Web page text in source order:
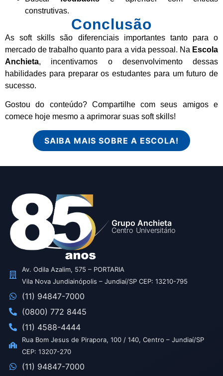
construtivas.
Conclusão
As soft skills são diferenciais importantes tanto para o
mercado de trabalho quanto para a vida pessoal. Na Escola
Anchieta, incentivamos o desenvolvimento dessas
habilidades para preparar os estudantes para um futuro de
sucesso.
Gostou do conteúdo? Compartilhe com seus amigos e
comece hoje mesmo a aprimorar suas soft skills!
SAIBA MAIS SOBRE A ESCOLA!
Grupo Anchieta
Centro Universitário
Av. Odila Azalim, 575 – PORTARIA
Vila Nova Jundiainópolis – Jundiaí/SP CEP: 13210-795
(11) 94847-7000
(0800) 772 8445
(11) 4588-4444
Rua Bom Jesus de Pirapora, 100 / 140, Centro – Jundiaí/SP
CEP: 13207-270
(11) 94847-7000